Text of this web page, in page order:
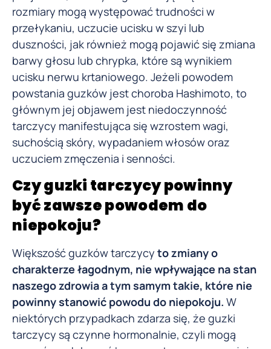
rozmiary mogą występować trudności w
przełykaniu, uczucie ucisku w szyi lub
duszności, jak również mogą pojawić się zmiana
barwy głosu lub chrypka, które są wynikiem
ucisku nerwu krtaniowego. Jeżeli powodem
powstania guzków jest choroba Hashimoto, to
głównym jej objawem jest niedoczynność
tarczycy manifestująca się wzrostem wagi,
suchością skóry, wypadaniem włosów oraz
uczuciem zmęczenia i senności.
Czy guzki tarczycy powinny
być zawsze powodem do
niepokoju?
Większość guzków tarczycy to zmiany o
charakterze łagodnym, nie wpływające na stan
naszego zdrowia a tym samym takie, które nie
powinny stanowić powodu do niepokoju. W
niektórych przypadkach zdarza się, że guzki
tarczycy są czynne hormonalnie, czyli mogą